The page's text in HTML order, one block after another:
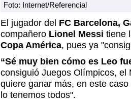
Foto: Internet/Referencial
El jugador del FC Barcelona,
compañero Lionel Messi tiene
Copa América, pues ya
“Sé muy bien cómo es Leo
consiguió Juegos Olímpicos,
quiere ganar más, en este
lo tenemos todos".